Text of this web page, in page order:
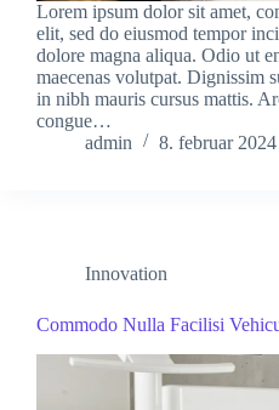
Lorem ipsum dolor sit amet,
elit, sed do eiusmod tempor
dolore magna aliqua. Odio ut
maecenas volutpat. Dignissim
in nibh mauris cursus mattis.
congue…
admin
8. februar 2024
Innovation
Commodo Nulla Facilisi